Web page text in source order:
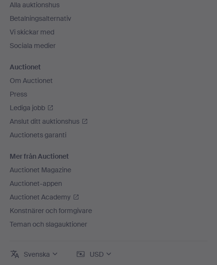
Alla auktionshus
Betalningsalternativ
Vi skickar med
Sociala medier
Auctionet
Om Auctionet
Press
Lediga jobb
Anslut ditt auktionshus
Auctionets garanti
Mer från Auctionet
Auctionet Magazine
Auctionet-appen
Auctionet Academy
Konstnärer och formgivare
Teman och slagauktioner
Svenska USD